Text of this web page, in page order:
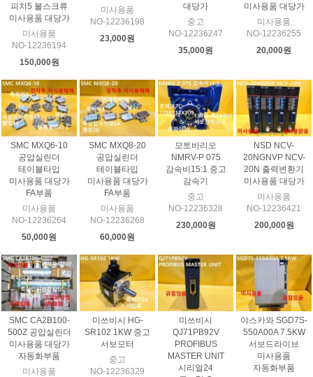
피치5 볼스크류
미사용품 대당가
미사용품
NO-12236194
150,000원
미사용품
NO-12236198
23,000원
대당가
중고
NO-12236247
35,000원
미사용품 대당가
미사용품
NO-12236255
20,000원
SMC MXQ6-10
공압실린더
테이블타입
미사용품 대당가
FA부품
미사용품
NO-12236264
50,000원
SMC MXQ8-20
공압실린더
테이블타입
미사용품 대당가
FA부품
미사용품
NO-12236268
60,000원
모토바리오
NMRV-P 075
감속비15:1 중고
감속기
중고
NO-12236328
230,000원
NSD NCV-
20NGNVP NCV-
20N 출력변환기
미사용품 대당가
미사용품
NO-12236421
200,000원
SMC CA2B100-
500Z 공압실린더
미사용품 대당가
자동화부품
미사용품
미쓰비시 HG-
SR102 1KW 중고
서보모터
중고
NO-12236329
미쓰비시
QJ71PB92V
PROFIBUS
MASTER UNIT
시리얼24
야스카와 SGD7S-
550A00A 7.5KW
서보드라이브
미사용품
자동화부품